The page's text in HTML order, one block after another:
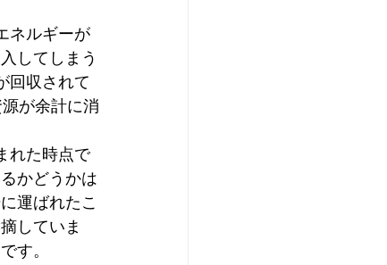
ネルギーが
してしまう
回収されて
が余計に消
れた時点で
かどうかは
運ばれたこ
していま
す。